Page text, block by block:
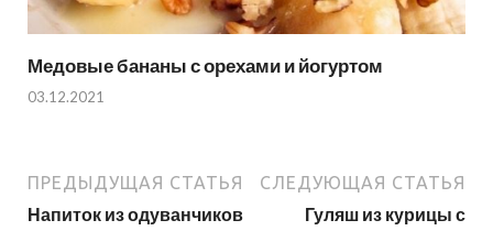
Медовые бананы с орехами и йогуртом
03.12.2021
ПРЕДЫДУЩАЯ СТАТЬЯ
Напиток из одуванчиков
СЛЕДУЮЩАЯ СТАТЬЯ
Гуляш из курицы с